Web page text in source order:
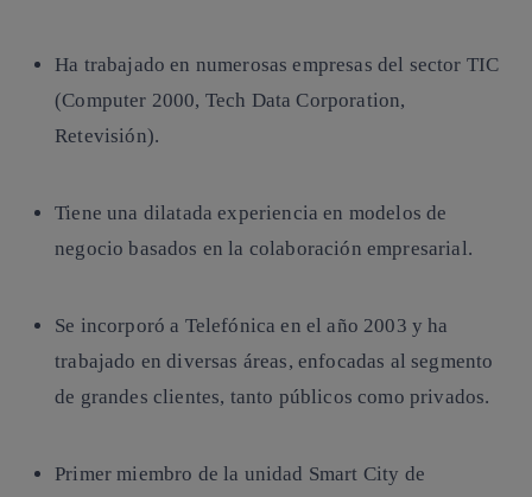
Ha trabajado en numerosas empresas del sector TIC
(Computer 2000, Tech Data Corporation,
Retevisión).
Tiene una dilatada experiencia en modelos de
negocio basados en la colaboración empresarial.
Se incorporó a Telefónica en el año 2003 y ha
trabajado en diversas áreas, enfocadas al segmento
de grandes clientes, tanto públicos como privados.
Primer miembro de la unidad Smart City de